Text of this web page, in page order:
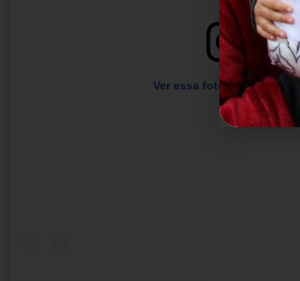
Ver essa foto no Instagram